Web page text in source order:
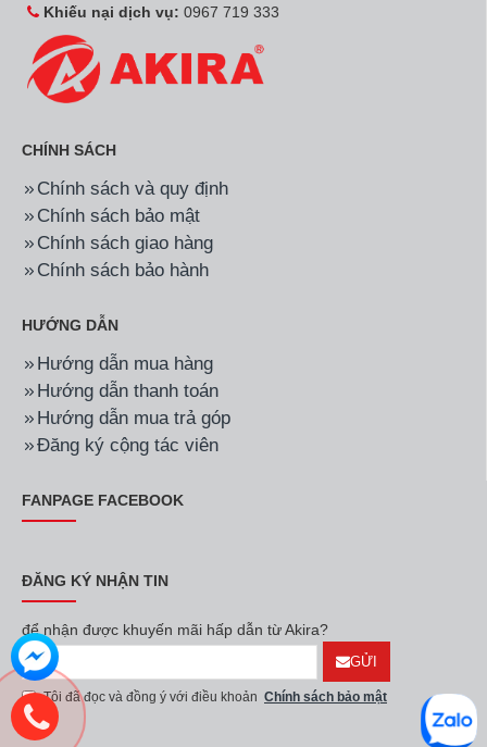
Khiếu nại dịch vụ: 0967 719 333
CHÍNH SÁCH
Chính sách và quy định
Chính sách bảo mật
Chính sách giao hàng
Chính sách bảo hành
HƯỚNG DẪN
Hướng dẫn mua hàng
Hướng dẫn thanh toán
Hướng dẫn mua trả góp
Đăng ký cộng tác viên
FANPAGE FACEBOOK
ĐĂNG KÝ NHẬN TIN
để nhận được khuyến mãi hấp dẫn từ Akira?
GỬI
Tôi đã đọc và đồng ý với điều khoản Chính sách bảo mật